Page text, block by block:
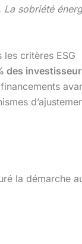
sobriété
critères ESG
des
la démarche